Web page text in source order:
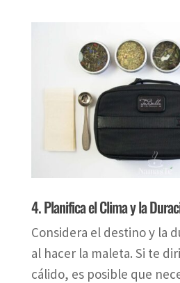
4. Planifica el Clima y la
Considera el destino y la
al hacer la maleta. Si te
cálido, es posible que